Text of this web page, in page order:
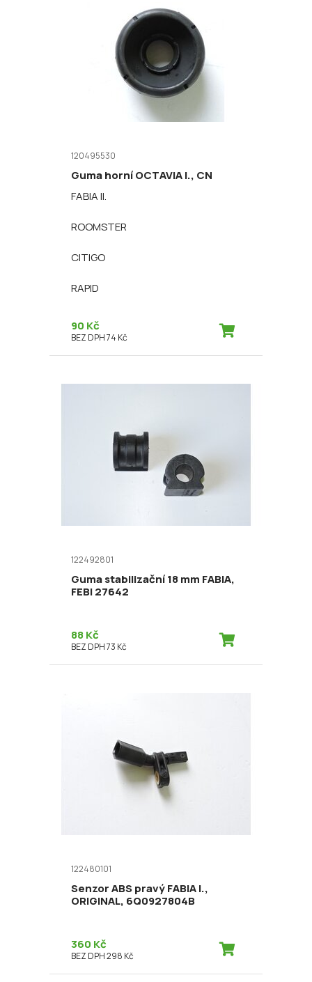
120495530
Guma horní OCTAVIA I., CN
FABIA II.
ROOMSTER
CITIGO
RAPID
90 Kč
BEZ DPH 74 Kč
122492801
Guma stabilizační 18 mm FABIA,
FEBI 27642
88 Kč
BEZ DPH 73 Kč
122480101
Senzor ABS pravý FABIA I.,
ORIGINAL, 6Q0927804B
360 Kč
BEZ DPH 298 Kč